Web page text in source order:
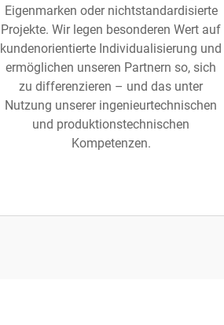
Eigenmarken oder nichtstandardisierte
Projekte. Wir legen besonderen Wert auf
kundenorientierte Individualisierung und
ermöglichen unseren Partnern so, sich
zu differenzieren – und das unter
Nutzung unserer ingenieurtechnischen
und produktionstechnischen
Kompetenzen.